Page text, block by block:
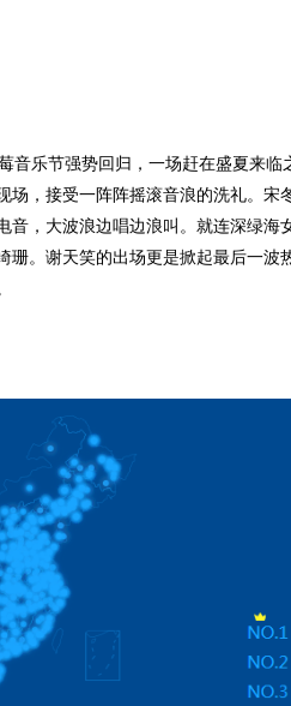
乐节强势回归，一场赶在盛夏来临
场，接受一阵阵摇滚音浪的洗礼。宋
音，大波浪边唱边浪叫。就连深绿海
珊。谢天笑的出场更是掀起最后一波